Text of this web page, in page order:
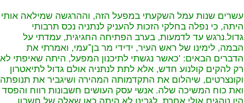
עשרים שנות עמל השקעתי במפעל הזה, וההרגשה שמילאה אותי
היתה, כי נפלה בחלקי הזכות להעניק לנתניה נכס תרבותי
גדול.נרגש עד לדמעות, בערב הפתיחה החגיגית, עמדתי על
הבמה, לימינו של ראש העיר, ידידי מר בן־עמי, ואמרתי את
הדברים הבאים: 'כאשר נגשתי לתיכנון המפעל, היתה שאיפתי לא
רק להקים קולנוע חדש, אלא לתת לנתניה אולם גדול לתיאטרון
וקונצרטים, שיהלום את התקדמותה המהירה ושיגביר את תנופתה
ואת כוח המשיכה שלה. אנשי עסק העושים חשבונות רווח והפסד
היו נוהגים אולי אחרת. לגבינו לא היתה כאן שאלה של חשבון,